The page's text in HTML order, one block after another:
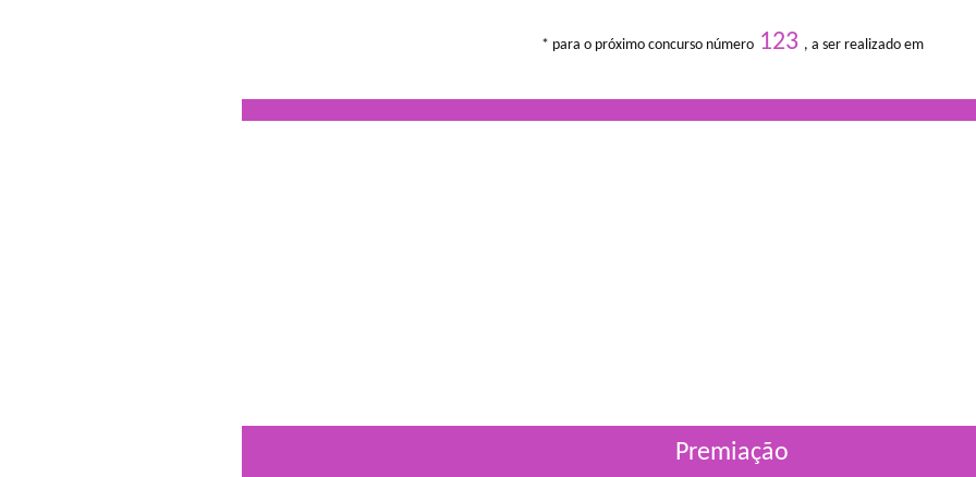
* para o próximo concurso número123 , a ser realizado em
Premiação